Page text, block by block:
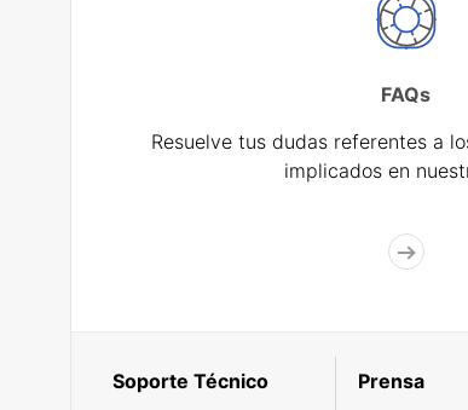
FAQs
Resuelve tus dudas referentes a
implicados en
Soporte Técnico Prensa